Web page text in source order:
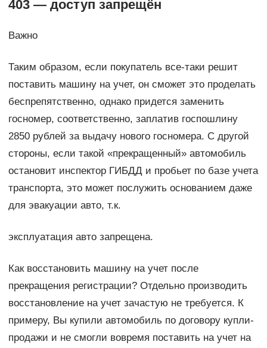
403 — доступ запрещён
Важно
Таким образом, если покупатель все-таки решит
поставить машину на учет, он сможет это проделать
беспрепятственно, однако придется заменить
госномер, соответственно, заплатив госпошлину
2850 рублей за выдачу нового госномера. С другой
стороны, если такой «прекращенный» автомобиль
остановит инспектор ГИБДД и пробьет по базе учета
транспорта, это может послужить основанием даже
для эвакуации авто, т.к.
эксплуатация авто запрещена.
Как восстановить машину на учет после
прекращения регистрации? Отдельно производить
восстановление на учет зачастую не требуется. К
примеру, Вы купили автомобиль по договору купли-
продажи и не смогли вовремя поставить на учет на